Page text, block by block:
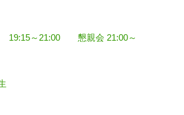
19:15～21:00 懇親会 21:00～